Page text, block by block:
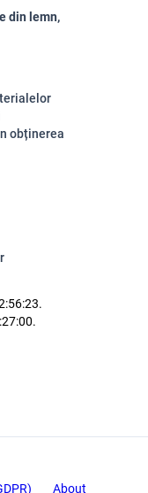
din lemn,
obținerea
About